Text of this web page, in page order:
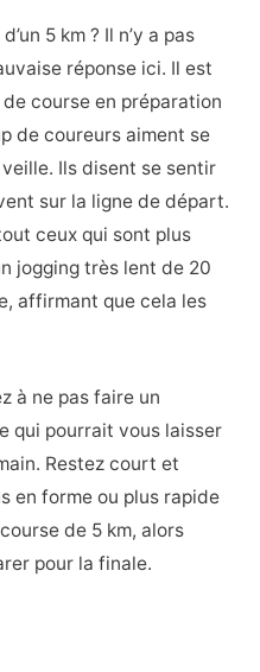
5 km ? Il n’y a pas
réponse ici. Il est
course en préparation
de coureurs aiment se
Ils disent se sentir
sur la ligne de départ.
ceux qui sont plus
jogging très lent de 20
affirmant que cela les
à ne pas faire un
qui pourrait vous laisser
Restez court et
en forme ou plus rapide
de 5 km, alors
pour la finale.